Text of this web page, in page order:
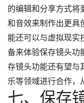
的编辑和分享方式将
和音效来制作出更具
能还可以与虚拟现实
备来体验保存镜头功
存镜头功能还有望与
乐等领域进行合作，
七、保存